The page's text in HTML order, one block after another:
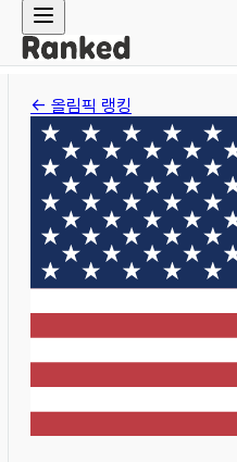
← 올림픽 랭킹